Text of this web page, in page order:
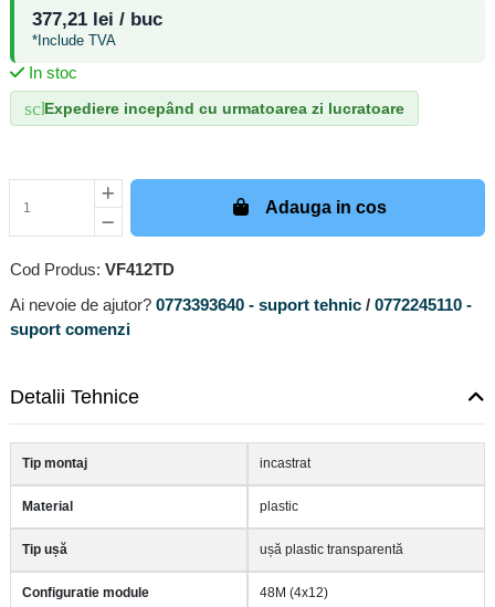
Adauga in cos
377,21 lei / buc
*Include TVA
In stoc
schedule
Expediere incepând cu urmatoarea zi lucratoare
Cod Produs: VF412TD
Ai nevoie de ajutor? 0773393640 - suport tehnic / 0772245110 -
suport comenzi
Detalii Tehnice
Tip montaj incastrat
Material plastic
Tip ușă ușă plastic transparentă
Configuratie module 48M (4x12)